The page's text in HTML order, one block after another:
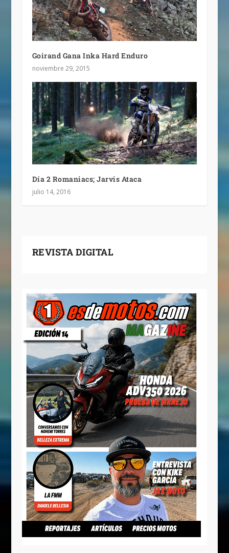
Goirand Gana Inka Hard Enduro
noviembre 29, 2015
Día 2 Romaniacs; Jarvis Ataca
julio 14, 2016
REVISTA DIGITAL